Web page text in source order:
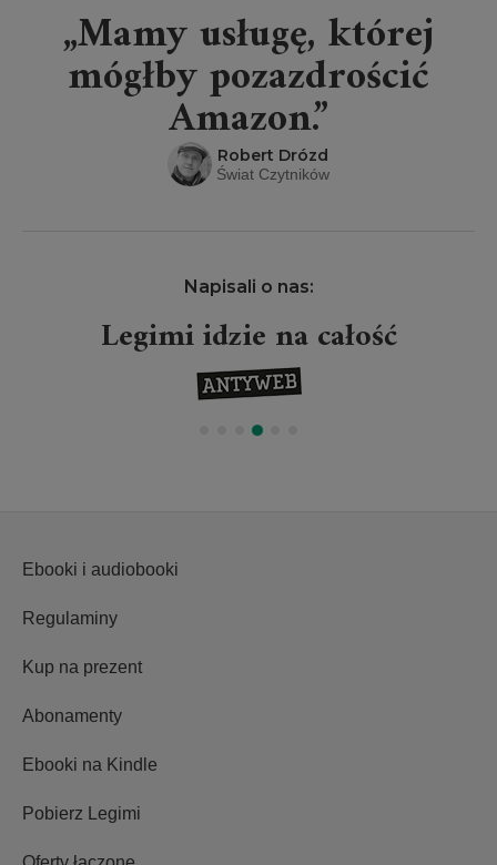
„Mamy usługę, której
mógłby pozazdrościć
Amazon.”
Robert Drózd
Świat Czytników
Napisali o nas:
Legimi idzie na całość
Ebooki i audiobooki
Regulaminy
Kup na prezent
Abonamenty
Ebooki na Kindle
Pobierz Legimi